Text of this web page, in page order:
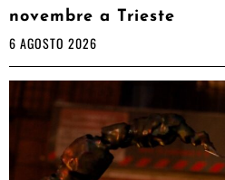
novembre a Trieste
6 AGOSTO 2026